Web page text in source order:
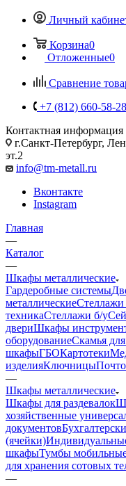
Личный
Корзина0
Отложенные0
Сравнение
+7 (812) 660-58-28
Контактная информация
г.Санкт-Петербург,
эт.2
info@tm-metall.ru
Вконтакте
Instagram
Главная
—
Каталог
—
Шкафы металлические
Гардеробные системы
металлическиеСтеллажи
техникаСтеллажи б/у
двериШкафы
оборудованиеСкамья
шкафыГБОКартотеки
изделияКлючницы
—
Шкафы металлические
Шкафы для раздевалок
хозяйственные
документов
(ячейки)
шкафыТумбы
для хранения сотовых
—